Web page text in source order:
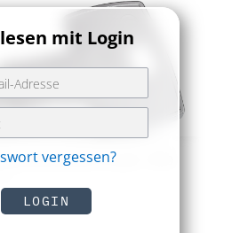
bereits im Jahr 1970
mit Login
vergessen?
LOGIN